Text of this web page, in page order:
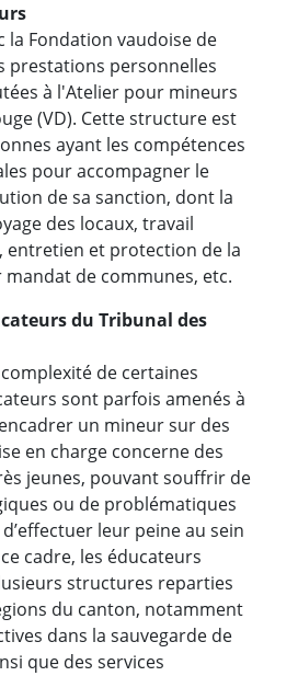
la Fondation vaudoise de
prestations personnelles
à l'Atelier pour mineurs
(VD). Cette structure est
ayant les compétences
pour accompagner le
de sa sanction, dont la
des locaux, travail
entretien et protection de la
de communes, etc.
du Tribunal des
de certaines
sont parfois amenés à
un mineur sur des
en charge concerne des
jeunes, pouvant souffrir de
ou de problématiques
leur peine au sein
cadre, les éducateurs
structures reparties
du canton, notamment
dans la sauvegarde de
que des services